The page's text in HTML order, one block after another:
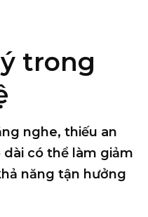
trong
nghe, thiếu an
có thể làm giảm
năng tận hưởng